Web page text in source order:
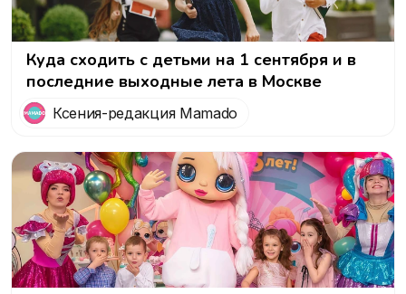
Куда сходить с детьми на 1 сентября и в
последние выходные лета в Москве
Ксения-редакция Mamado